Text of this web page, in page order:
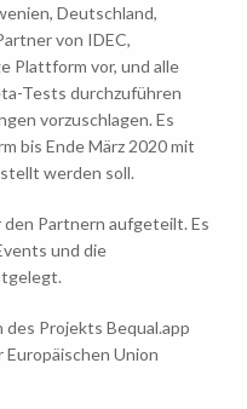
Deutschland,
von IDEC,
Plattform vor, und alle
Tests durchzuführen
vorzuschlagen. Es
bis Ende März 2020 mit
werden soll.
Partnern aufgeteilt. Es
und die
Projekts Bequal.app
Europäischen Union